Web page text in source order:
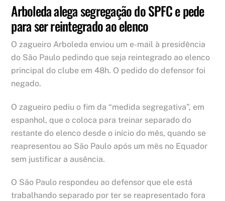
Arboleda alega segregação do SPFC e pede
para ser reintegrado ao elenco
O zagueiro Arboleda enviou um e-mail à presidência
do São Paulo pedindo que seja reintegrado ao elenco
principal do clube em 48h. O pedido do defensor foi
negado.
O zagueiro pediu o fim da “medida segregativa”, em
espanhol, que o coloca para treinar separado do
restante do elenco desde o início do mês, quando se
reapresentou ao São Paulo após um mês no Equador
sem justificar a ausência.
O São Paulo respondeu ao defensor que ele está
trabalhando separado por ter se reapresentado fora